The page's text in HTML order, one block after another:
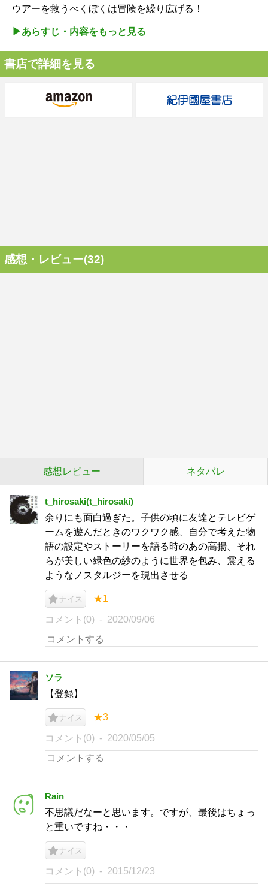
ウアーを救うべくぼくは冒険を繰り広げる！
▶︎あらすじ・内容をもっと見る
書店で詳細を見る
感想・レビュー(32)
感想レビュー ネタバレ
t_hirosaki(t_hirosaki)
余りにも面白過ぎた。子供の頃に友達とテレビゲ
ームを遊んだときのワクワク感、自分で考えた物
語の設定やストーリーを語る時のあの高揚、それ
らが美しい緑色の紗のように世界を包み、震える
ようなノスタルジーを現出させる
ナイス ★1
コメント(0) 2020/09/06
ソラ
【登録】
ナイス ★3
コメント(0) 2020/05/05
Rain
不思議だなーと思います。ですが、最後はちょっ
と重いですね・・・
ナイス
コメント(0) 2015/12/23